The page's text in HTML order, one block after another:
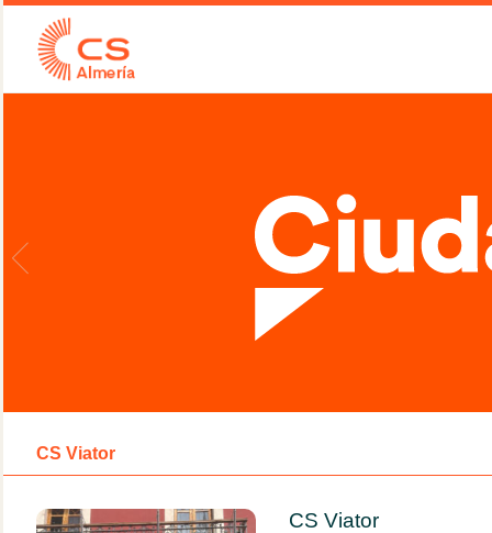
CS Viator
CS Viator